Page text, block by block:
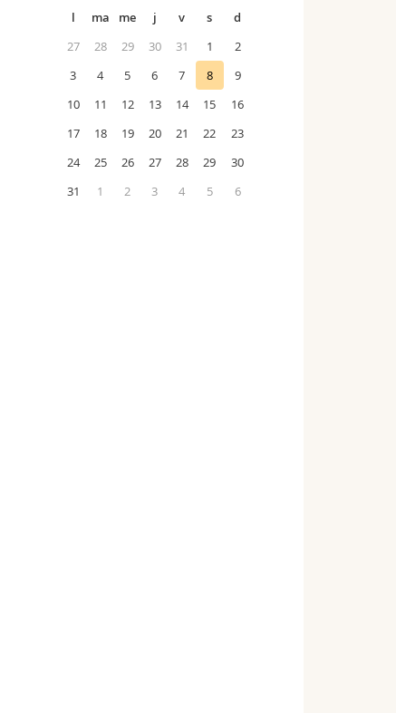
l
ma me j v s
d
27
28 29 30 31 1
2
3
4 5 6 7 8
9
10
11 12 13 14 15
16
17
18 19 20 21 22
23
24
25 26 27 28 29
30
31
1 2 3 4 5 6